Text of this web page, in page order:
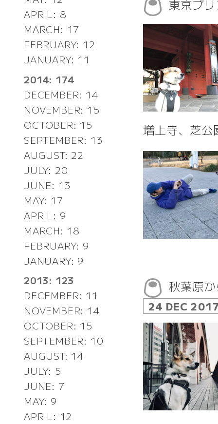
APRIL: 8
MARCH: 17
FEBRUARY: 12
JANUARY: 11
2014: 174
DECEMBER: 14
NOVEMBER: 15
OCTOBER: 15
SEPTEMBER: 13
AUGUST: 22
JULY: 20
JUNE: 13
MAY: 17
APRIL: 9
MARCH: 18
FEBRUARY: 9
JANUARY: 9
2013: 123
DECEMBER: 11
NOVEMBER: 14
OCTOBER: 15
SEPTEMBER: 10
AUGUST: 14
JULY: 5
JUNE: 7
MAY: 9
APRIL: 12
東京プ
増上寺、芝
秋葉原
24 DEC